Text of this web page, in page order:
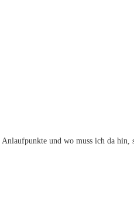
und wo muss ich da